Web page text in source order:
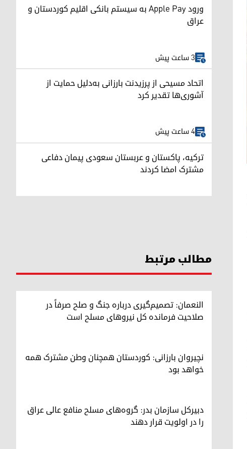
ورود Apple Pay به سیستم بانکی اقلیم کوردستان و
عراق
3 ساعت پیش
اتحاد مسیحی از پرزیدنت بارزانی به‌دلیل حمایت از
آشوری‌ها تقدیر کرد
4 ساعت پیش
ترکیه، پاکستان و عربستان سعودی پیمان دفاعی
مشترک امضا کردند
مطالب مرتبط
النعمان: تصمیم‌گیری درباره جنگ و صلح صرفاً در
صلاحیت فرمانده کل نیروهای مسلح است
نچیروان بارزانی: کوردستان همچنان وطن مشترک همه
خواهد بود
دبیرکل سازمان بدر: گروه‌های مسلح منافع عالی عراق
را در اولویت قرار دهند